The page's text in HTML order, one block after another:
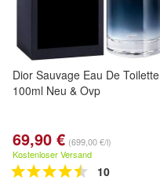
Dior Sauvage Eau De Toilette
100ml Neu & Ovp
69,90 € (699,00 €/l)
Kostenloser Versand
10